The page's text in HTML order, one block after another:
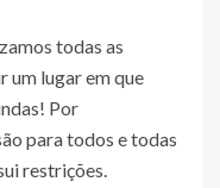
todas as
um lugar em que
Por
para todos e todas
restrições.